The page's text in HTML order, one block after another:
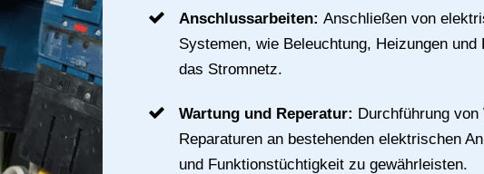
Anschlussarbeiten: Anschließen von
Systemen, wie Beleuchtung, Heizungen
das Stromnetz.
Wartung und Reperatur: Durchführung
Reparaturen an bestehenden elektrischen
und Funktionstüchtigkeit zu gewährleisten.